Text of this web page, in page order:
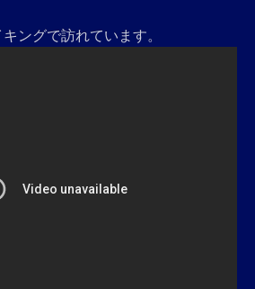
ングで訪れています。